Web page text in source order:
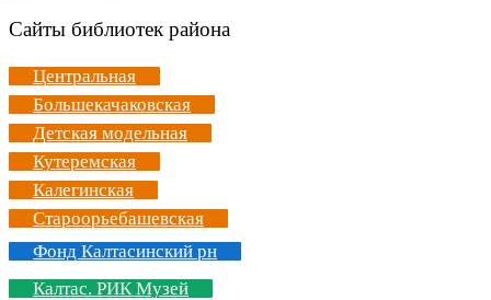
Сайты библиотек района
Центральная
Большекачаковская
Детская модельная
Кутеремская
Калегинская
Староорьебашевская
Фонд Калтасинский рн
Калтас. РИК Музей